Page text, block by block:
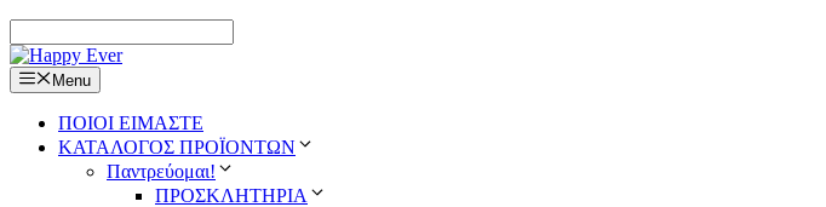
Menu
ΠΟΙΟΙ ΕΙΜΑΣΤΕ
ΚΑΤΑΛΟΓΟΣ ΠΡΟΪΟΝΤΩΝ
Παντρεύομαι!
ΠΡΟΣΚΛΗΤΗΡΙΑ